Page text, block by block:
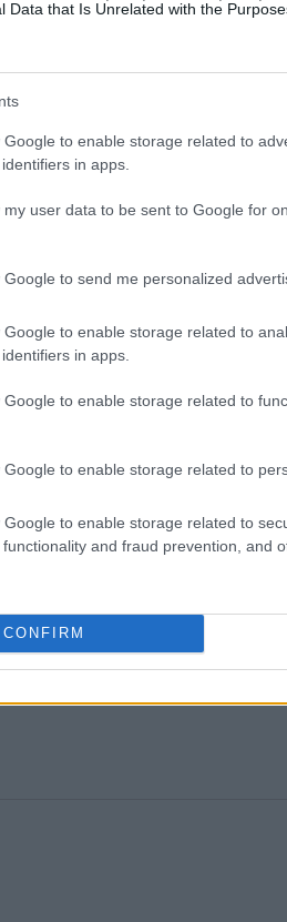
Data that Is Unrelated with the
Google to enable storage related to
in apps.
my user data to be sent to Google for
to send me personalized
Google to enable storage related to
in apps.
Google to enable storage related to
to enable storage related to
Google to enable storage related to
and fraud prevention, and
CONFIRM
Δεκεμβρίου έχει ως
ετήσιες αυξήσεις) θα
δύο ημερομηνίες, την
οι κύριες συντάξεις
συντάξεις σε όσους
και όλες οι επικουρικές